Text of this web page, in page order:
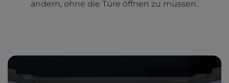
ändern, ohne die Türe öffnen zu müssen.